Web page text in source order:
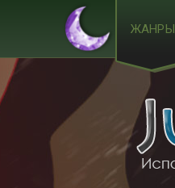
ЖАНРЫ